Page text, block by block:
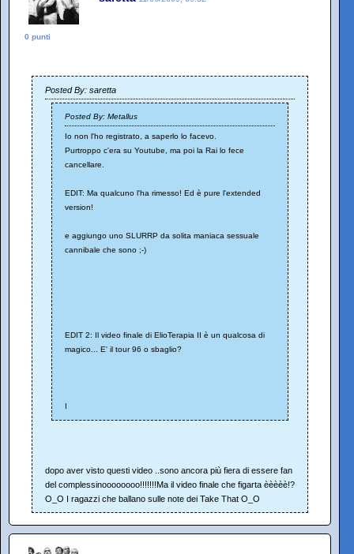
0 punti
Posted By: saretta
Posted By: Metallus
Io non l'ho registrato, a saperlo lo facevo.
Purtroppo c'era su Youtube, ma poi la Rai lo fece
cancellare.
EDIT: Ma qualcuno l'ha rimesso! Ed è pure l'extended
version!
e aggiungo uno SLURRP da solita maniaca sessuale
cannibale che sono ;-)
EDIT 2: Il video finale di ElioTerapia II è un qualcosa di
magico... E' il tour 96 o sbaglio?
I
dopo aver visto questi video ..sono ancora più fiera di essere fan
del complessinoooooooo!!!!!!!Ma il video finale che figarta èèèèè!?
O_O I ragazzi che ballano sulle note dei Take That O_O